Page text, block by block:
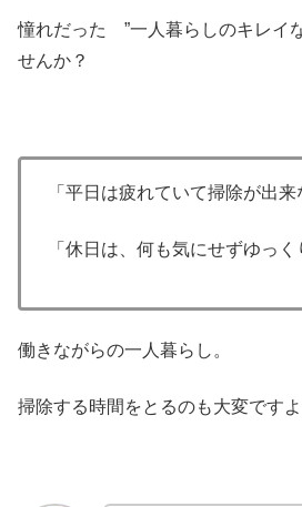
憧れだった ”一人暮らしのキレイ
せんか？
「平日は疲れていて掃除が出来
「休日は、何も気にせずゆっく
働きながらの一人暮らし。
掃除する時間をとるのも大変ですよ